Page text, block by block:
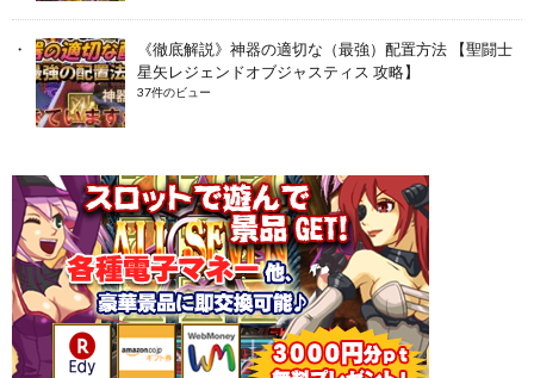
《徹底解説》神器の適切な（最強）配置方法 【聖闘士
星矢レジェンドオブジャスティス 攻略】
37件のビュー